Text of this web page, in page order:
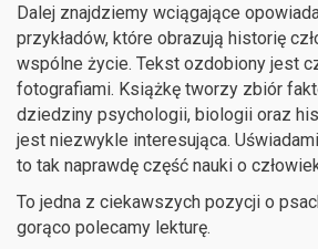
Dalej znajdziemy wciągające
przykładów, które obrazują historię
wspólne życie. Tekst ozdobiony jest
fotografiami. Książkę tworzy zbiór
dziedziny psychologii, biologii oraz
jest niezwykle interesująca.
to tak naprawdę część nauki o
To jedna z ciekawszych pozycji o
gorąco polecamy lekturę.